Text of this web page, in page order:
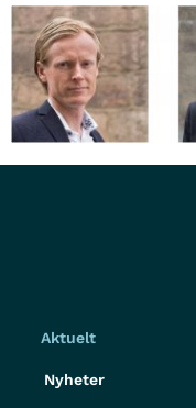
Aktuelt
Nyheter